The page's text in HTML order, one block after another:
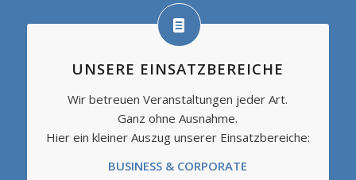
UNSERE EINSATZBEREICHE
Wir betreuen Veranstaltungen jeder Art.
Ganz ohne Ausnahme.
Hier ein kleiner Auszug unserer Einsatzbereiche:
BUSINESS & CORPORATE